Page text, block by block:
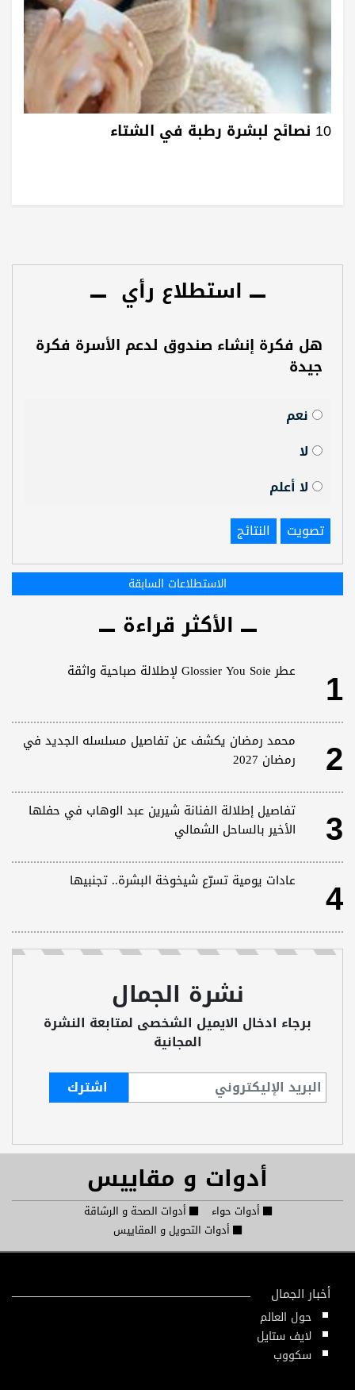
10 نصائح لبشرة رطبة في الشتاء
استطلاع رأي
هل فكرة إنشاء صندوق لدعم الأسرة فكرة
جيدة
نعم
لا
لا أعلم
تصويت
النتائج
الاستطلاعات السابقة
الأكثر قراءة
1 عطر Glossier You Soie لإطلالة صباحية واثقة
2
محمد رمضان يكشف عن تفاصيل مسلسله الجديد في
رمضان 2027
3
تفاصيل إطلالة الفنانة شيرين عبد الوهاب في حفلها
الأخير بالساحل الشمالي
4 عادات يومية تسرّع شيخوخة البشرة.. تجنبيها
نشرة الجمال
برجاء ادخال الايميل الشخصى لمتابعة النشرة
المجانية
أدوات و مقاييس
أدوات حواء
أدوات الصحة و الرشاقة
أدوات التحويل و المقاييس
أخبار الجمال
حول العالم
لايف ستايل
سكووب